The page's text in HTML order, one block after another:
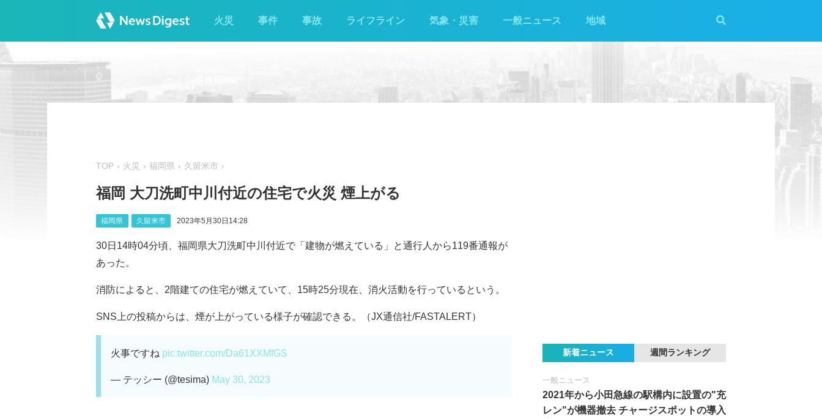
火災 事件 事故 ライフライン 気象・災害 一般ニュース 地域
TOP 火災 福岡県 久留米市
福岡 大刀洗町中川付近の住宅で火災 煙上がる
福岡県 久留米市 2023年5月30日14:28
30日14時04分頃、福岡県大刀洗町中川付近で「建物が燃えている」と通行人から119番通報が
あった。
消防によると、2階建ての住宅が燃えていて、15時25分現在、消火活動を行っているという。
SNS上の投稿からは、煙が上がっている様子が確認できる。（JX通信社/FASTALERT）
火事ですね pic.twitter.com/Da61XXMfGS
— テッシー (@tesima) May 30, 2023
新着ニュース 週間ランキング
一般ニュース
2021年から小田急線の駅構内に設置の"充
レン"が機器撤去 チャージスポットの導入